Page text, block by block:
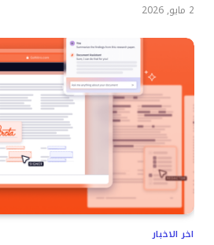
2 مايو, 2026
اخر الاخبار